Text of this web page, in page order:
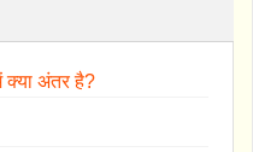
क्या अंतर है?